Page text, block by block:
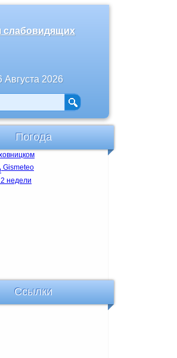
слабовидящих
Августа 2026
Погода
Gismeteo
недели
Ссылки